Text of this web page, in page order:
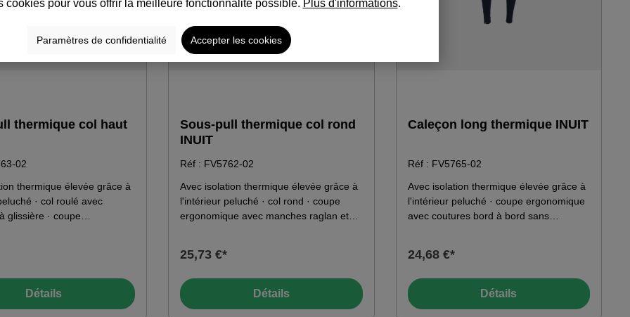
thermique col haut
02
thermique élevée grâce à
· col roulé avec
glissière · coupe
235 g/m²
Détails
Sous-pull thermique col rond
INUIT
Réf : FV5762-02
Avec isolation thermique élevée grâce à
l'intérieur peluché · col rond · coupe
ergonomique avec manches raglan et
Matériau : 55 % polyester · 23 % coton ·
25,73 €*
Détails
Caleçon long thermique INUIT
Réf : FV5765-02
Avec isolation thermique élevée grâce à
l'intérieur peluché · coupe ergonomique
avec coutures bord à bord sans
confortable à la taille et bords moulants.
22 % modal 235 g/m
24,68 €*
Détails
cookies pour vous offrir la meilleure fonctionnalité possible. Plus d'informations.
Paramètres de confidentialité Accepter les cookies